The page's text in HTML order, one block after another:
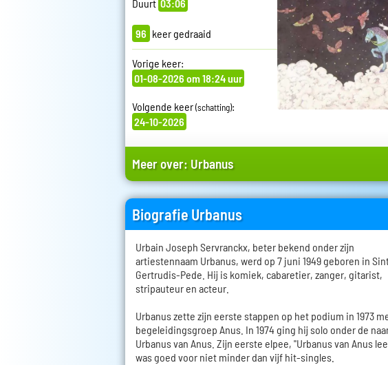
Duurt 03:06
96 keer gedraaid
Vorige keer:
01-08-2026 om 18:24 uur
Volgende keer(schatting):
24-10-2026
Meer over: Urbanus
Biografie Urbanus
Urbain Joseph Servranckx, beter bekend onder zijn
artiestennaam Urbanus, werd op 7 juni 1949 geboren in
Gertrudis-Pede. Hij is komiek, cabaretier, zanger, gitarist,
stripauteur en acteur.
Urbanus zette zijn eerste stappen op het podium in 1973
begeleidingsgroep Anus. In 1974 ging hij solo onder de
Urbanus van Anus. Zijn eerste elpee, "Urbanus van Anus
was goed voor niet minder dan vijf hit-singles.